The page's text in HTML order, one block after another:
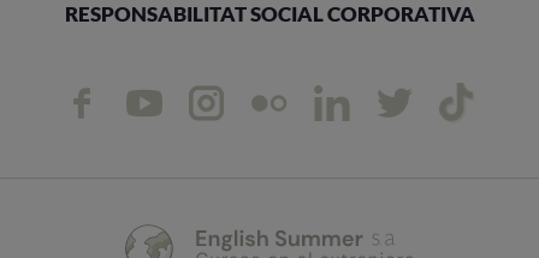
RESPONSABILITAT SOCIAL CORPORATIVA